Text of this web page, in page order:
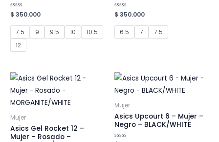
Valorado
en
0
de
$ 350.000
7.5 9 9.5 10
10.5
12
Valorado
en
0
$ 350.000
6.5 7 7.5
Mujer
Asics Gel Rocket 12 –
Mujer – Rosado –
Mujer
Asics Upcourt 6 – Mujer –
Negro – BLACK/WHITE